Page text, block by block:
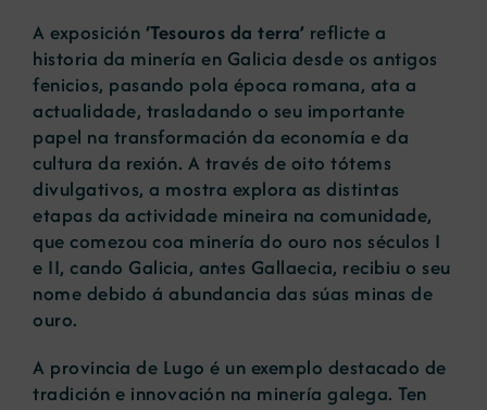
A exposición ‘Tesouros da terra’ reflicte a
historia da minería en Galicia desde os antigos
fenicios, pasando pola época romana, ata a
actualidade, trasladando o seu importante
papel na transformación da economía e da
cultura da rexión. A través de oito tótems
divulgativos, a mostra explora as distintas
etapas da actividade mineira na comunidade,
que comezou coa minería do ouro nos séculos I
e II, cando Galicia, antes Gallaecia, recibiu o seu
nome debido á abundancia das súas minas de
ouro.
A provincia de Lugo é un exemplo destacado de
tradición e innovación na minería galega. Ten